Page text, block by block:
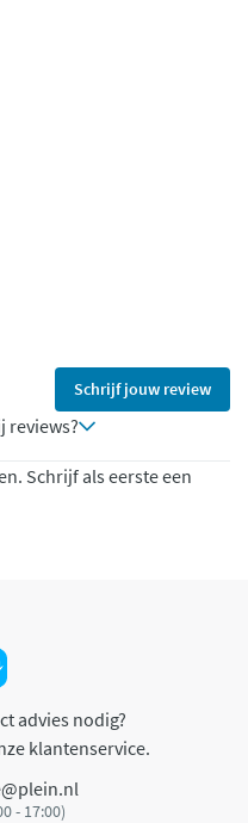
Schrijf jouw review
reviews?
Schrijf als eerste een
advies nodig?
klantenservice.
- 17:00)